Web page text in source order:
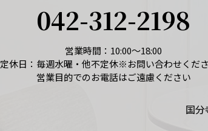
042-312-2198
営業時間：10:00～18:00
定休日：毎週水曜・他不定休※お問い合わせくださ
営業目的でのお電話はご遠慮ください
国